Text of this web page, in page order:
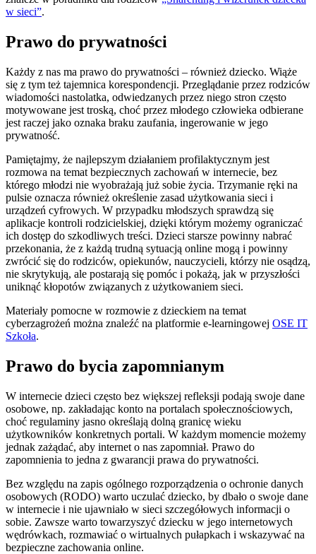
w sieci”.
Prawo do prywatności
Każdy z nas ma prawo do prywatności – również dziecko. Wiąże
się z tym też tajemnica korespondencji. Przeglądanie przez rodziców
wiadomości nastolatka, odwiedzanych przez niego stron często
motywowane jest troską, choć przez młodego człowieka odbierane
jest raczej jako oznaka braku zaufania, ingerowanie w jego
prywatność.
Pamiętajmy, że najlepszym działaniem profilaktycznym jest
rozmowa na temat bezpiecznych zachowań w internecie, bez
którego młodzi nie wyobrażają już sobie życia. Trzymanie ręki na
pulsie oznacza również określenie zasad użytkowania sieci i
urządzeń cyfrowych. W przypadku młodszych sprawdzą się
aplikacje kontroli rodzicielskiej, dzięki którym możemy ograniczać
ich dostęp do szkodliwych treści. Dzieci starsze powinny nabrać
przekonania, że z każdą trudną sytuacją online mogą i powinny
zwrócić się do rodziców, opiekunów, nauczycieli, którzy nie osądzą,
nie skrytykują, ale postarają się pomóc i pokażą, jak w przyszłości
uniknąć kłopotów związanych z użytkowaniem sieci.
Materiały pomocne w rozmowie z dzieckiem na temat
cyberzagrożeń można znaleźć na platformie e-learningowej OSE IT
Szkoła.
Prawo do bycia zapomnianym
W internecie dzieci często bez większej refleksji podają swoje dane
osobowe, np. zakładając konto na portalach społecznościowych,
choć regulaminy jasno określają dolną granicę wieku
użytkowników konkretnych portali. W każdym momencie możemy
jednak zażądać, aby internet o nas zapomniał. Prawo do
zapomnienia to jedna z gwarancji prawa do prywatności.
Bez względu na zapis ogólnego rozporządzenia o ochronie danych
osobowych (RODO) warto uczulać dziecko, by dbało o swoje dane
w internecie i nie ujawniało w sieci szczegółowych informacji o
sobie. Zawsze warto towarzyszyć dziecku w jego internetowych
wędrówkach, rozmawiać o wirtualnych pułapkach i wskazywać na
bezpieczne zachowania online.